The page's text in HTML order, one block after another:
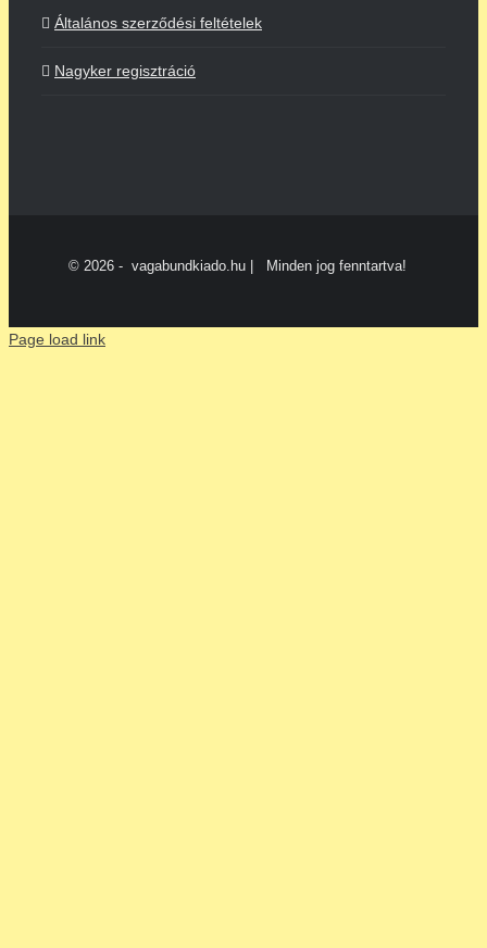
Általános szerződési feltételek
Nagyker regisztráció
© 2026 - vagabundkiado.hu | Minden jog fenntartva!
Page load link